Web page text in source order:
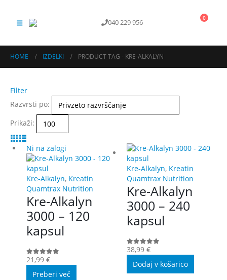
040 229 956KONTAKT
0
HOME IZDELKI PRODUCT TAG - KRE-ALKALYN
Filter
Razvrsti po:
Prikaži:
Ni na zalogi
Kre-Alkalyn, Kreatin
Quamtrax Nutrition
Kre-Alkalyn
3000 – 120
kapsul
0out of 5
21,99 €
Preberi več
Kre-Alkalyn, Kreatin
Quamtrax Nutrition
Kre-Alkalyn
3000 – 240
kapsul
0out of 5
38,99 €
Dodaj v košarico